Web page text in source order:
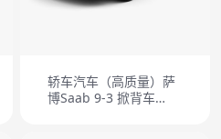
轿车汽车（高质量）萨
博Saab 9-3 掀背车